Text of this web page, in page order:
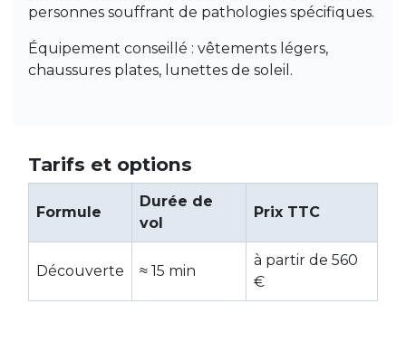
personnes souffrant de pathologies spécifiques.
Équipement conseillé : vêtements légers,
chaussures plates, lunettes de soleil.
Tarifs et options
Formule
Durée de
vol
Prix TTC
Découverte ≈ 15 min
à partir de 560
€